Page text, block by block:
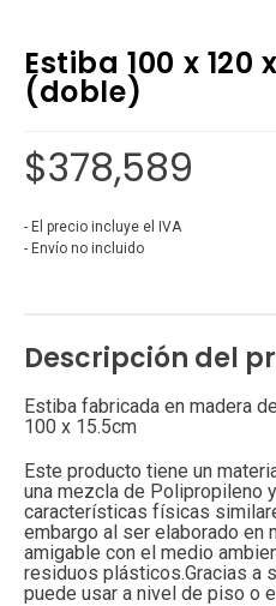
Estiba 100 x 120
(doble)
$378,589
- El precio incluye el IVA
- Envío no incluido
Descripción del
Estiba fabricada en madera
100 x 15.5cm
Este producto tiene un
una mezcla de Polipropileno
características físicas
embargo al ser elaborado en
amigable con el medio
residuos plásticos.Gracias a
puede usar a nivel de piso o